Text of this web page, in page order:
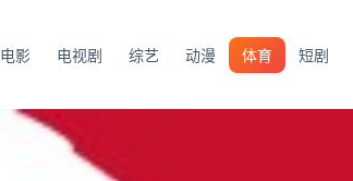
电影 电视剧 综艺 动漫 体育 短剧